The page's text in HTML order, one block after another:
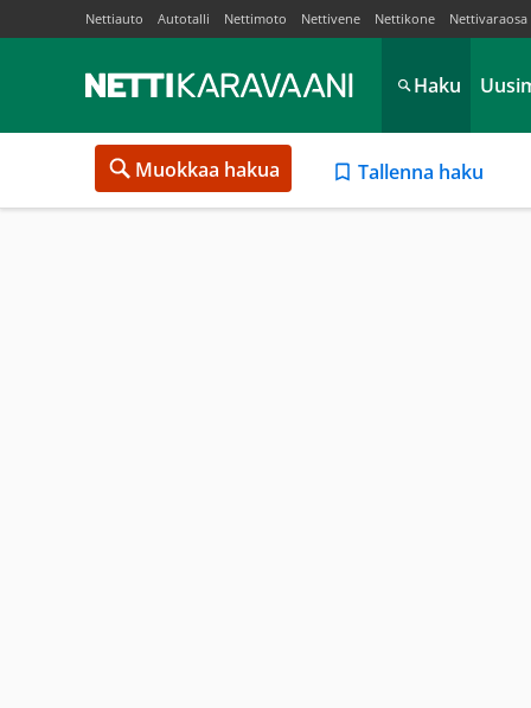
Nettiauto Autotalli Nettimoto Nettivene Nettikone Nettivaraosa
Haku
Muokkaa hakua Tallenna haku